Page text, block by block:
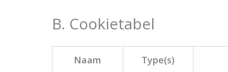
B. Cookietabel
Naam Type(s)